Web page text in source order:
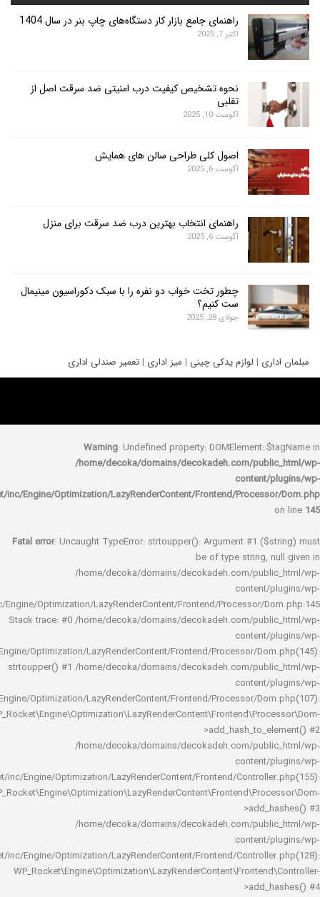
راهنمای جامع بازار کار دستگاه‌های چاپ بنر در سال 1404
اکتبر 7, 2025
نحوه تشخیص کیفیت درب امنیتی ضد سرقت اصل از
تقلبی
آگوست 10, 2025
اصول کلی طراحی سالن های همایش
آگوست 6, 2025
راهنمای انتخاب بهترین درب ضد سرقت برای منزل
آگوست 6, 2025
چطور تخت خواب دو نفره را با سبک دکوراسیون مینیمال
ست کنیم؟
جولای 28, 2025
|لوازم یدکی چینی|میز اداری| تعمیر صندلی اداری
Warning: Undefined property:
/home/decoka/domains/decokadeh.com/
rocket/inc/Engine/Optimization/LazyRenderContent/Frontend/
Fatal error : Uncaught TypeError: strtoupper(): Argument #1
be of type string,
/home/decoka/domains/decokadeh.com/
rocket/inc/Engine/Optimization/LazyRenderContent/Frontend/Processor/
Stack trace: #0 /home/decoka/domains/decokadeh.com/
rocket/inc/Engine/Optimization/LazyRenderContent/Frontend/Processor/
strtoupper() #1 /home/decoka/domains/decokadeh.com/
rocket/inc/Engine/Optimization/LazyRenderContent/Frontend/Processor/
/home/decoka/domains/decokadeh.com/
rocket/inc/Engine/Optimization/LazyRenderContent/Frontend/
/home/decoka/domains/decokadeh.com/
rocket/inc/Engine/Optimization/LazyRenderContent/Frontend/